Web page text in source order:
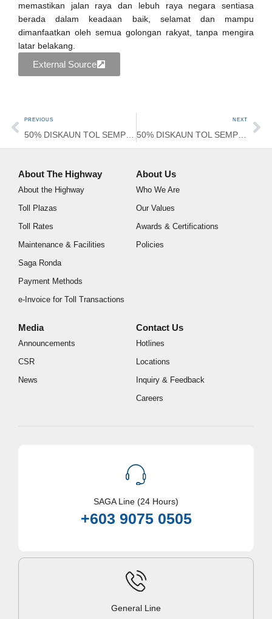
memastikan jalan raya dan lebuh raya negara sentiasa
berada dalam keadaan baik, selamat dan mampu
dimanfaatkan oleh semua golongan rakyat, tanpa mengira
latar belakang.
External Source
PREVIOUS
50% DISKAUN TOL SEMPENA HARI RAYA AIDILFITRI 2025
NEXT
50% DISKAUN TOL SEMPENA DEEPAVALI 2025
About Us
Who We Are
Our Values
Awards & Certifications
Policies
About The Highway
About the Highway
Toll Plazas
Toll Rates
Maintenance & Facilities
Saga Ronda
Payment Methods
e-Invoice for Toll Transactions
Media
Announcements
CSR
News
Contact Us
Hotlines
Locations
Inquiry & Feedback
Careers
SAGA Line (24 Hours)
+603 9075 0505
General Line